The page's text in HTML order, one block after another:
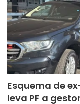
Esquema de
leva PF a